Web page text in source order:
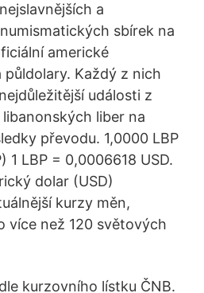
a
sbírek na
americké
Každý z nich
události z
liber na
převodu. 1,0000 LBP
1 LBP = 0,0006618 USD.
dolar (USD)
kurzy měn,
více než 120 světových
kurzovního lístku ČNB.